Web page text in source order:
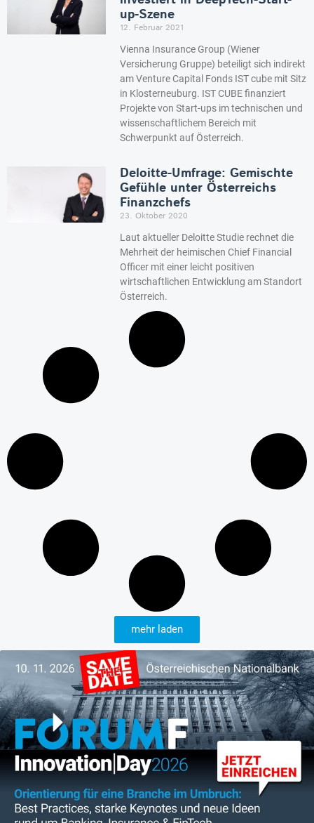
up-Szene
12. Februar 2021
Vienna Insurance Group (Wiener
Versicherung Gruppe) beteiligt sich indirekt
am Venture Capital Fonds IST cube mit Sitz
in Klosterneuburg. IST CUBE finanziert
Projekte von Start-ups im technischen und
wissenschaftlichem Bereich mit
Schwerpunkt auf Österreich.
Deloitte-Umfrage: Gemischte
Gefühle unter Österreichs
Finanzchefs
23. Oktober 2020
Laut aktueller Deloitte Studie rechnet die
Mehrheit der heimischen Chief Financial
Officer mit einer leicht positiven
wirtschaftlichen Entwicklung am Standort
Österreich.
mehr laden